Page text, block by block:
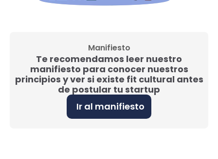
Manifiesto
Te recomendamos leer nuestro
manifiesto para conocer nuestros
principios y ver si existe fit cultural antes
de postular tu startup
Ir al manifiesto